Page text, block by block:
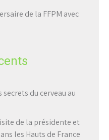
de la FFPM avec
secrets du cerveau au
de la présidente et
les Hauts de France